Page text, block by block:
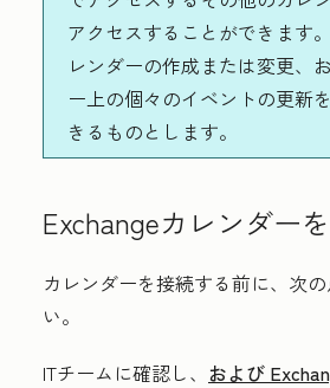
アクセスすることができます
レンダーの作成または変更、
ー上の個々のイベントの更新
きるものとします。
Exchangeカレンダー
カレンダーを接続する前に、次
い。
ITチームに確認し、 および